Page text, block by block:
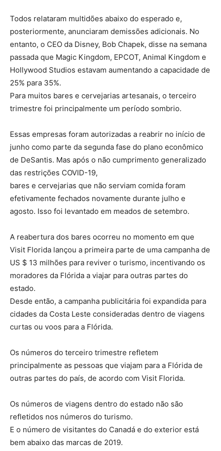
Todos relataram multidões abaixo do esperado e,
posteriormente, anunciaram demissões adicionais. No
entanto, o CEO da Disney, Bob Chapek, disse na semana
passada que Magic Kingdom, EPCOT, Animal Kingdom e
Hollywood Studios estavam aumentando a capacidade de
25% para 35%.
Para muitos bares e cervejarias artesanais, o terceiro
trimestre foi principalmente um período sombrio.
Essas empresas foram autorizadas a reabrir no início de
junho como parte da segunda fase do plano econômico
de DeSantis. Mas após o não cumprimento generalizado
das restrições COVID-19,
bares e cervejarias que não serviam comida foram
efetivamente fechados novamente durante julho e
agosto. Isso foi levantado em meados de setembro.
A reabertura dos bares ocorreu no momento em que
Visit Florida lançou a primeira parte de uma campanha de
US $ 13 milhões para reviver o turismo, incentivando os
moradores da Flórida a viajar para outras partes do
estado.
Desde então, a campanha publicitária foi expandida para
cidades da Costa Leste consideradas dentro de viagens
curtas ou voos para a Flórida.
Os números do terceiro trimestre refletem
principalmente as pessoas que viajam para a Flórida de
outras partes do país, de acordo com Visit Florida.
Os números de viagens dentro do estado não são
refletidos nos números do turismo.
E o número de visitantes do Canadá e do exterior está
bem abaixo das marcas de 2019.